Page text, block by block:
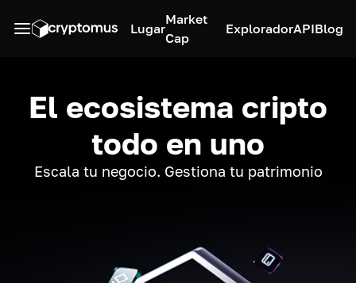
Lugar
Market
Cap
ExploradorAPIBlog
El ecosistema cripto
todo en uno
Escala tu negocio. Gestiona tu patrimonio